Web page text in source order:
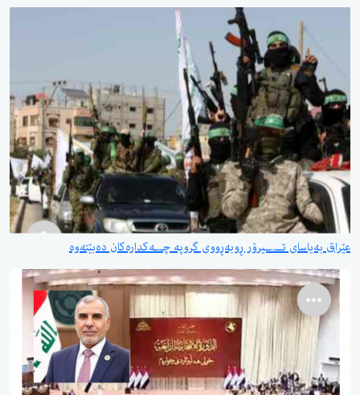
عێراق بەیاسای تــ..ــیرۆر ڕوبەڕووی گروپە چـ.ـەکدارەکان دەبێتەوە